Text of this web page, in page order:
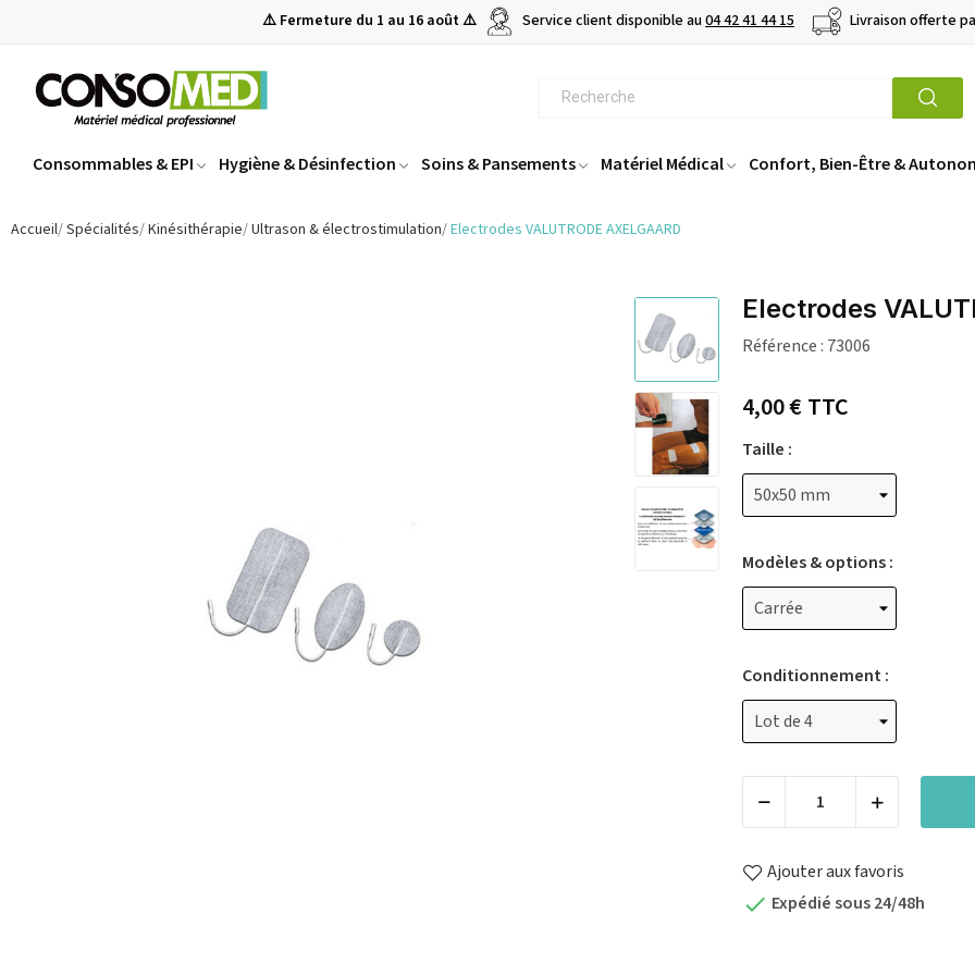
⚠️ Fermeture du 1 au 16 août ⚠️ Service client disponible au04 42 41 44 15 Livraison offerte
Consommables & EPI Hygiène & Désinfection Soins & Pansements Matériel Médical Confort, Bien-Être &
Accueil Spécialités Kinésithérapie Ultrason & électrostimulation Electrodes VALUTRODE AXELGAARD
Electrodes
Référence : 73006
4,00 €TTC
Taille :
Modèles & options :
Conditionnement :
Ajouter aux favoris
 Expédié sous 24/48h